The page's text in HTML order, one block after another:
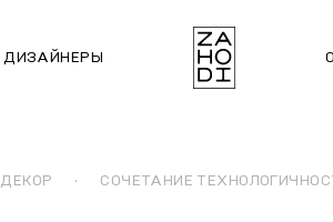
ДИЗАЙНЕРЫ
ДЕКОР · СОЧЕТАНИЕ